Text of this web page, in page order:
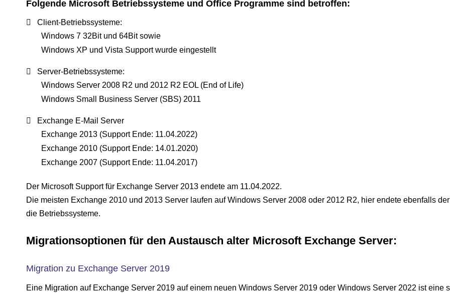
Folgende Microsoft Betriebssysteme und Office Programme sind betroffen:
Client-Betriebssysteme:
Windows 7 32Bit und 64Bit sowie
Windows XP und Vista Support wurde eingestellt
Server-Betriebssysteme:
Windows Server 2008 R2 und 2012 R2 EOL (End of Life)
Windows Small Business Server (SBS) 2011
Exchange E-Mail Server
Exchange 2013 (Support Ende: 11.04.2022)
Exchange 2010 (Support Ende: 14.01.2020)
Exchange 2007 (Support Ende: 11.04.2017)
Der Microsoft Support für Exchange Server 2013 endete am 11.04.2022.
Die meisten Exchange 2010 und 2013 Server laufen auf Windows Server 2008 oder 2012 R2, hier endete ebenfalls
die Betriebssysteme.
Migrationsoptionen für den Austausch alter Microsoft Exchange Server:
Migration zu Exchange Server 2019
Eine Migration auf Exchange Server 2019 auf einem neuen Windows Server 2019 oder Windows Server 2022 ist eine